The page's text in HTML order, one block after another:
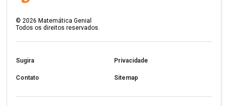
©2026 Matemática Genial
Todos os direitos reservados.
Sugira Privacidade
Contato Sitemap